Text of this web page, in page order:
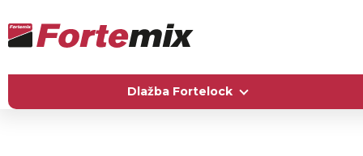
Dlažba Fortelock